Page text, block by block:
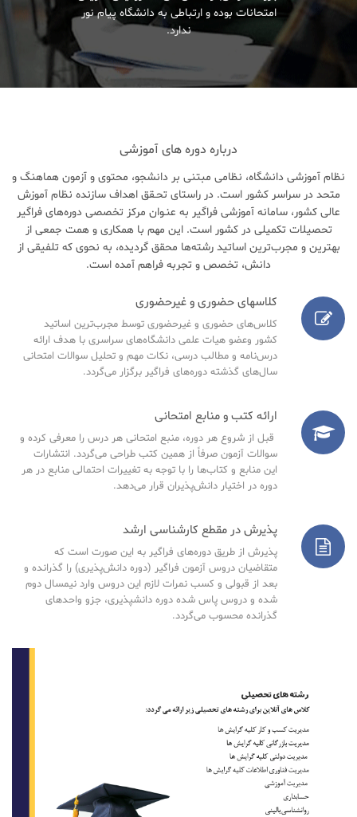
امتحانات بوده و ارتباطی به دانشگاه پیام نور
ندارد.
درباره دوره های آموزشی
نظام آموزشی دانشگاه، نظامی مبتنی بر دانشجو، محتوی و آزمون هماهنگ و
متحد در سراسر کشور است. در راستای تحـقق اهداف سازنده نظام آموزش
عالی کشور، سامانه آموزشی فراگیر به عنـوان مرکز تخصصی دوره‌های فراگیر
تحصیلات تکمیلی در کشور است. این مهم با همکاری و همت جمعی از
بهترین و مجرب‌ترین اساتید رشته‌ها محقق گردیده، به نحوی که تلفیقی از
دانش، تخصص و تجربه فراهم آمده است.
کلاسهای حضوری و غیرحضوری
کلاس‌های حضوری و غیرحضوری توسط مجرب‌ترین اساتید
کشور وعضو هیات علمی دانشگاه‌های سراسری با هدف ارائه
درس‌نامه‌ و مطالب درسی، نکات مهم و تحلیل سوالات امتحانی
سال‌های گذشته دوره‌های فراگیر برگزار می‌گردد.
ارائه کتب و منابع امتحانی
قبل از شروع هر دوره، منبع امتحانی هر درس را معرفی کرده و
سوالات آزمون صرفاً از همین کتب طراحی می‌گردد. انتشارات
این منابع و کتاب‌ها را با توجه به تغییرات احتمالی منابع در هر
دوره در اختیار دانش‌پذیران قرار می‌دهد.
پذیرش در مقطع کارشناسی ارشد
پذیرش از طریق دوره‌های فراگیر به این صورت است که
متقاضیان دروس آزمون فراگیر (دوره دانش‌پذیری) را گذرانده و
بعد از قبولی و کسب نمرات لازم این دروس وارد نیمسال دوم
شده و دروس پاس شده دوره دانشپذیری، جزو واحدهای
گذرانده محسوب می‌گردد.